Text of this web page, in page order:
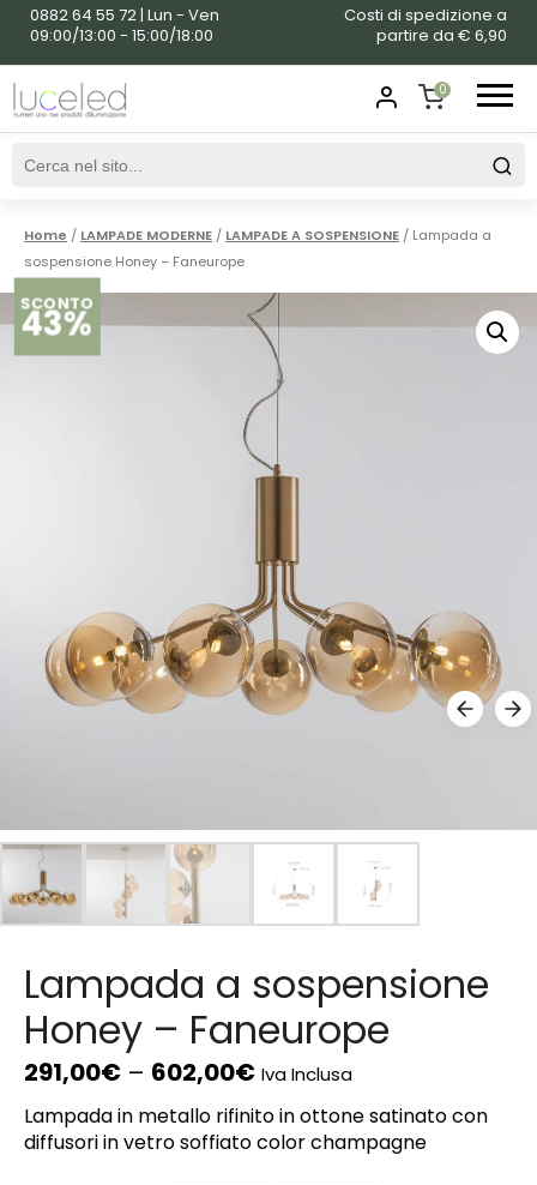
0882 64 55 72 | Lun - Ven
09:00/13:00 - 15:00/18:00
Costi di spedizione a
partire da € 6,90
0
SHOPPING
Home / LAMPADE MODERNE / LAMPADE A SOSPENSIONE / Lampada a
sospensione Honey – Faneurope
SCONTO
43%
Lampada a sospensione
Honey – Faneurope
291,00€ – 602,00€ Iva Inclusa
Lampada in metallo rifinito in ottone satinato con
diffusori in vetro soffiato color champagne